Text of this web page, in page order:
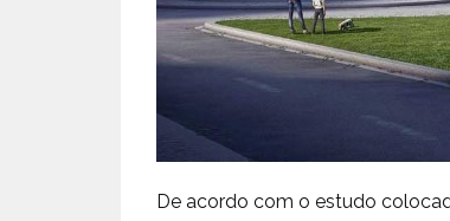
De acordo com o estudo